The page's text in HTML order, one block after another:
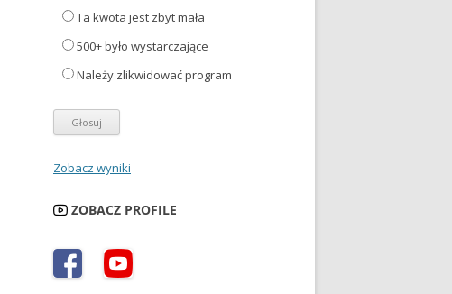
Ta kwota jest zbyt mała
500+ było wystarczające
Należy zlikwidować program
Zobacz wyniki
ZOBACZ PROFILE